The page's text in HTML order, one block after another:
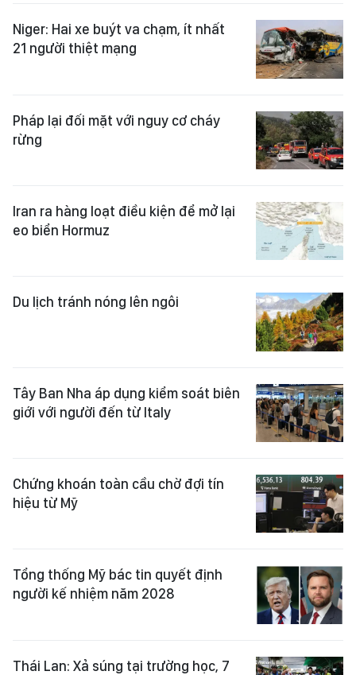
Niger: Hai xe buýt va chạm, ít nhất
21 người thiệt mạng
Pháp lại đối mặt với nguy cơ cháy
rừng
Iran ra hàng loạt điều kiện để mở lại
eo biển Hormuz
Du lịch tránh nóng lên ngôi
Tây Ban Nha áp dụng kiểm soát biên
giới với người đến từ Italy
Chứng khoán toàn cầu chờ đợi tín
hiệu từ Mỹ
Tổng thống Mỹ bác tin quyết định
người kế nhiệm năm 2028
Thái Lan: Xả súng tại trường học, 7